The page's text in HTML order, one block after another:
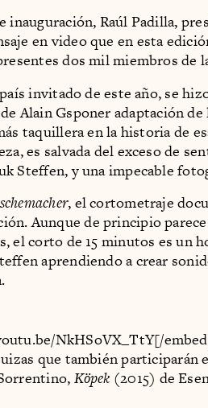
inauguración, Raúl Padilla,
en video que en esta
dos mil miembros de
invitado de este año, se
Alain Gsponer adaptación
taquillera en la historia de
es salvada del exceso de
Steffen, y una impecable
, el cortometraje
Aunque de principio
el corto de 15 minutos es un
aprendiendo a crear
NkHSoVX_TtY[/
que también participarán
Köpek (2015) de